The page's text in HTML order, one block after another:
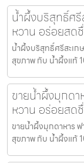
น้ำผึ้งบริสุทธิ์ศ
หวาน อร่อยสด
น้ำผึ้งบริสุทธิ์ศรีสะเก
สุขภาพ กับ น้ำผึ้งแท้
ขายน้ำผึ้งมุกด
หวาน อร่อยสด
ขายน้ำผึ้งมุกดาหาร
สุขภาพ กับ น้ำผึ้งแท้